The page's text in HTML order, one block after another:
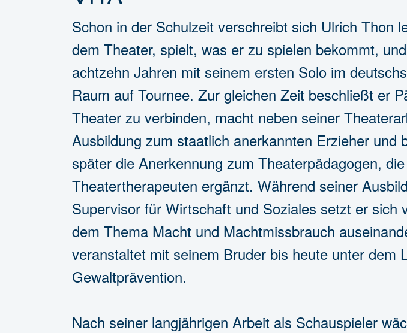
Schon in der Schulzeit verschreibt sich Ulrich Thon
dem Theater, spielt, was er zu spielen bekommt,
achtzehn Jahren mit seinem ersten Solo im
Raum auf Tournee. Zur gleichen Zeit beschließt er
Theater zu verbinden, macht neben seiner
Ausbildung zum staatlich anerkannten Erzieher und
später die Anerkennung zum Theaterpädagogen,
Theatertherapeuten ergänzt. Während seiner
Supervisor für Wirtschaft und Soziales setzt er sich
dem Thema Macht und Machtmissbrauch
veranstaltet mit seinem Bruder bis heute unter dem
Gewaltprävention.
Nach seiner langjährigen Arbeit als Schauspieler